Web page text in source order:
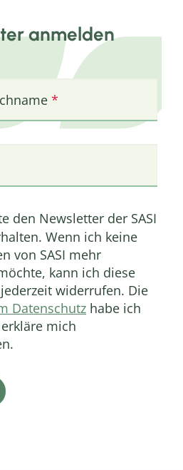
anmelden
den Newsletter der SASI
Wenn ich keine
von SASI mehr
kann ich diese
widerrufen. Die
Datenschutz habe ich
mich